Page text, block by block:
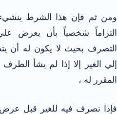
ومن ثم فإن هذا الشرط
التزاماً شخصياً بأن يعرض
التصرف بحيث لا يكون له
إلي الغير إلا إذا لم يشأ
المقرر له ،
فإذا تصرف فيه للغير قبل